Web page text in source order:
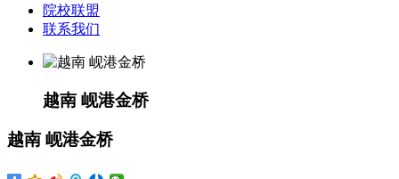
院校联盟
联系我们
越南 岘港金桥
越南 岘港金桥